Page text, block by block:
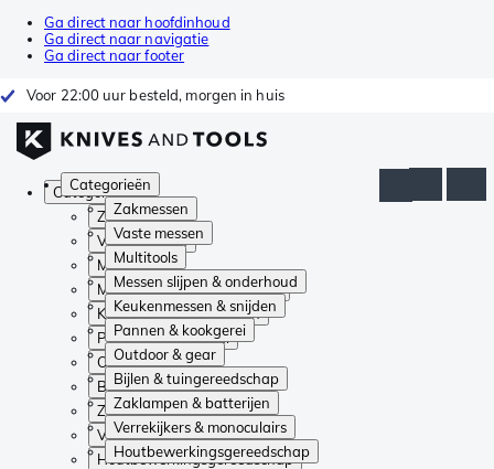
Ga direct naar hoofdinhoud
Ga direct naar navigatie
Ga direct naar footer
Voor 22:00 uur besteld, morgen in huis
Categorieën
Zakmessen
Vaste messen
Multitools
Messen slijpen & onderhoud
Keukenmessen & snijden
Pannen & kookgerei
Outdoor & gear
Bijlen & tuingereedschap
Zaklampen & batterijen
Verrekijkers & monoculairs
Houtbewerkingsgereedschap
Categorieën
Zakmessen
Vaste messen
Multitools
Messen slijpen & onderhoud
Keukenmessen & snijden
Pannen & kookgerei
Outdoor & gear
Bijlen & tuingereedschap
Zaklampen & batterijen
Verrekijkers & monoculairs
Houtbewerkingsgereedschap